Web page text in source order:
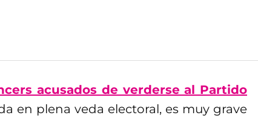
acusados de verderse al Partido
en plena veda electoral, es muy grave